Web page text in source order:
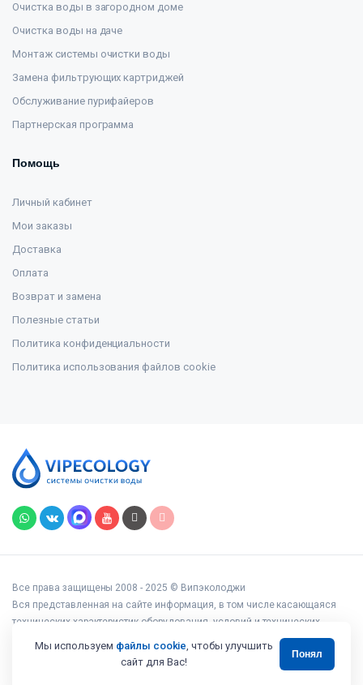
Очистка воды в загородном доме
Очистка воды на даче
Монтаж системы очистки воды
Замена фильтрующих картриджей
Обслуживание пурифайеров
Партнерская программа
Помощь
Личный кабинет
Мои заказы
Доставка
Оплата
Возврат и замена
Полезные статьи
Политика конфиденциальности
Политика использования файлов cookie
Все права защищены 2008 - 2025 © Випэколоджи
Вся представленная на сайте информация, в том числе касающаяся
технических характеристик оборудования, условий и технических
возможностей подключения, наличия на складе, стоимости товаров и
услуг, носит информационный характер и ни при каких условиях не
является публичной офертой, определяемой положениями статьи 437
Мы используем файлы cookie, чтобы улучшить
сайт для Вас!
Понял